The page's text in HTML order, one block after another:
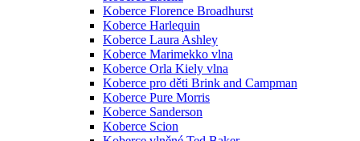
Koberce Florence Broadhurst
Koberce Harlequin
Koberce Laura Ashley
Koberce Marimekko vlna
Koberce Orla Kiely vlna
Koberce pro děti Brink and Campman
Koberce Pure Morris
Koberce Sanderson
Koberce Scion